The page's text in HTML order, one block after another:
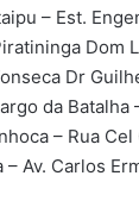
– Est.
Dom
Dr
da Batalha
– Rua
Av. Carlos